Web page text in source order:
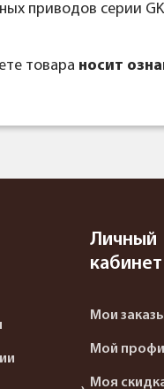
приводов серии
товара носит
Личный
кабинет
Мои
Мой
Моя